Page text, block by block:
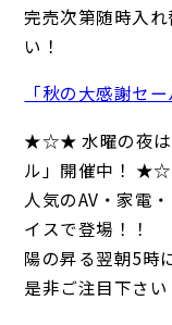
完売次第随時入
い！
「秋の大感謝セ
★☆★ 水曜の夜は
ル」開催中！
人気のAV・家電
イスで登場！！
陽の昇る翌朝5時
是非ご注目下さい